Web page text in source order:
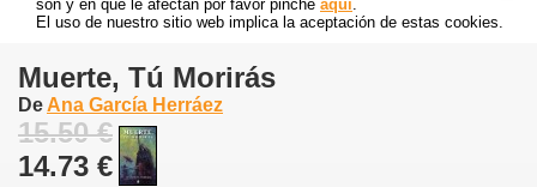
son y en qué le afectan por favor pinche aquí
El uso de nuestro sitio web implica la aceptación de estas cookies.
Muerte, Tú Morirás
De Ana García Herráez
15.50 €
14.73 €